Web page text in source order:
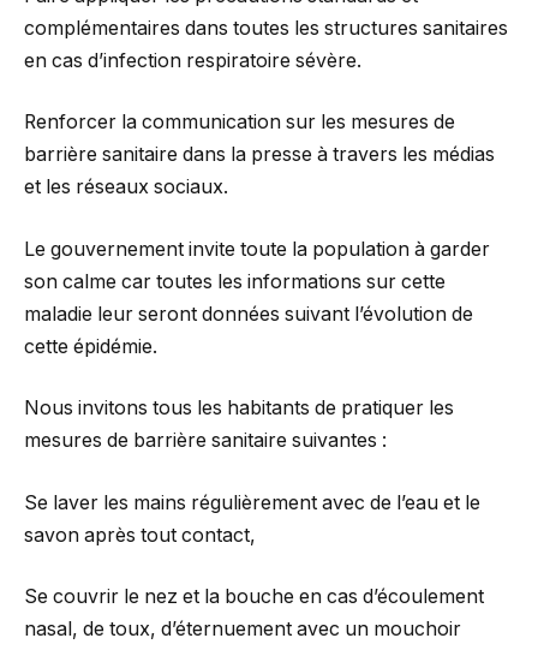
complémentaires dans toutes les structures sanitaires
en cas d’infection respiratoire sévère.
Renforcer la communication sur les mesures de
barrière sanitaire dans la presse à travers les médias
et les réseaux sociaux.
Le gouvernement invite toute la population à garder
son calme car toutes les informations sur cette
maladie leur seront données suivant l’évolution de
cette épidémie.
Nous invitons tous les habitants de pratiquer les
mesures de barrière sanitaire suivantes :
Se laver les mains régulièrement avec de l’eau et le
savon après tout contact,
Se couvrir le nez et la bouche en cas d’écoulement
nasal, de toux, d’éternuement avec un mouchoir